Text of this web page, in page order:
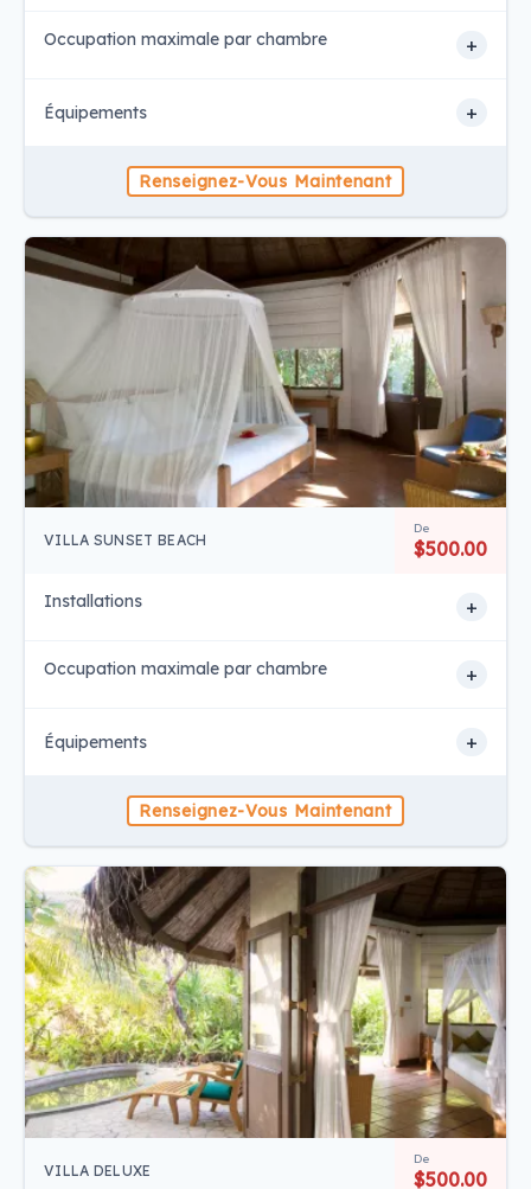
Occupation maximale par chambre +
Équipements +
Renseignez-Vous Maintenant
VILLA SUNSET BEACH
De
$500.00
Installations +
Occupation maximale par chambre +
Équipements +
Renseignez-Vous Maintenant
VILLA DELUXE
De
$500.00